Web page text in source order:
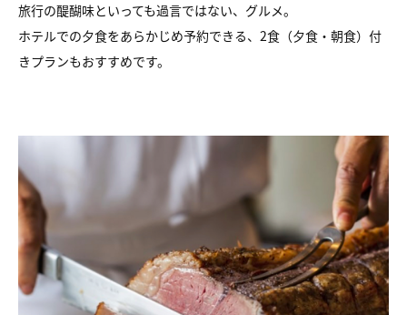
旅行の醍醐味といっても過言ではない、グルメ。
ホテルでの夕食をあらかじめ予約できる、2食（夕食・朝食）付
きプランもおすすめです。